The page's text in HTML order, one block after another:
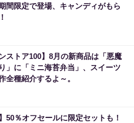
間限定で登場、キャンディがもら
ストア100】8月の新商品は「悪魔
」に「ミニ海苔弁当」、スイーツ
全種紹介するよ～。
50％オフセールに限定セットも！